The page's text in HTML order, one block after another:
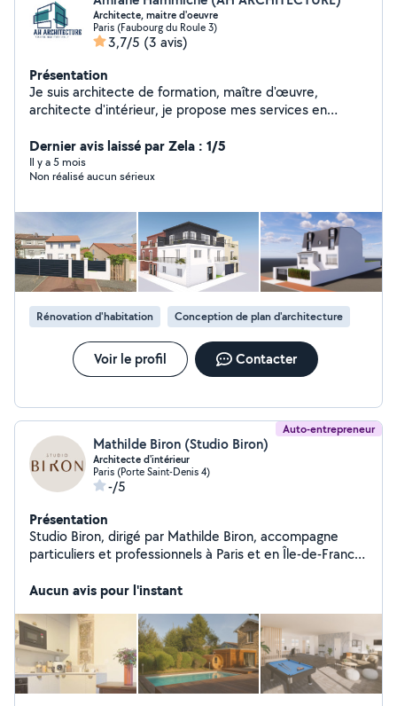
Architecte, maitre d'oeuvre
Paris (Faubourg du Roule 3)
3,7/5 (3 avis)
Présentation
Je suis architecte de formation, maître d'œuvre,
architecte d'intérieur, je propose mes services en
travaux, permis de construire moins de 150 m2, des
aménagement intérieurs et extérieur en 2D et 3D,
établissement des dossier demande d'autorisation
Dernier avis laissé par Zela : 1/5
Il y a 5 mois
Non réalisé aucun sérieux
Rénovation d'habitation Conception de plan d'architecture
Voir le profil Contacter
Auto-entrepreneur
Mathilde Biron (Studio Biron)
Architecte d'intérieur
Paris (Porte Saint-Denis 4)
-/5
Présentation
Studio Biron, dirigé par Mathilde Biron, accompagne
particuliers et professionnels à Paris et en Île-de-France
décoration sur mesure. Chaque projet est conçu
et personnalité, avec un accompagnement clé en main
des esquisses jusqu'à la livraison du chantier.
Aucun avis pour l'instant